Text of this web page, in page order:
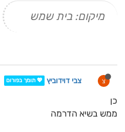
מיקום: בית שמש
צ צבי דוידוביץ 💖 תומך בפורום
כן
ממש בשיא הדרמה